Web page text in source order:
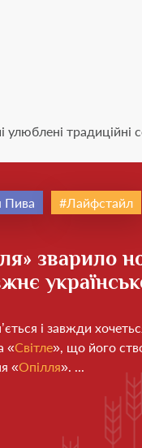
улюблені традиційні
Пива Лайфстайл
зварило
і завжди
«Світле», що його
«Опілля». ...